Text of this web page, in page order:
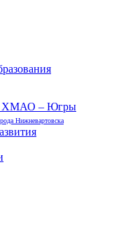
ХМАО – Югры
Нижневартовска